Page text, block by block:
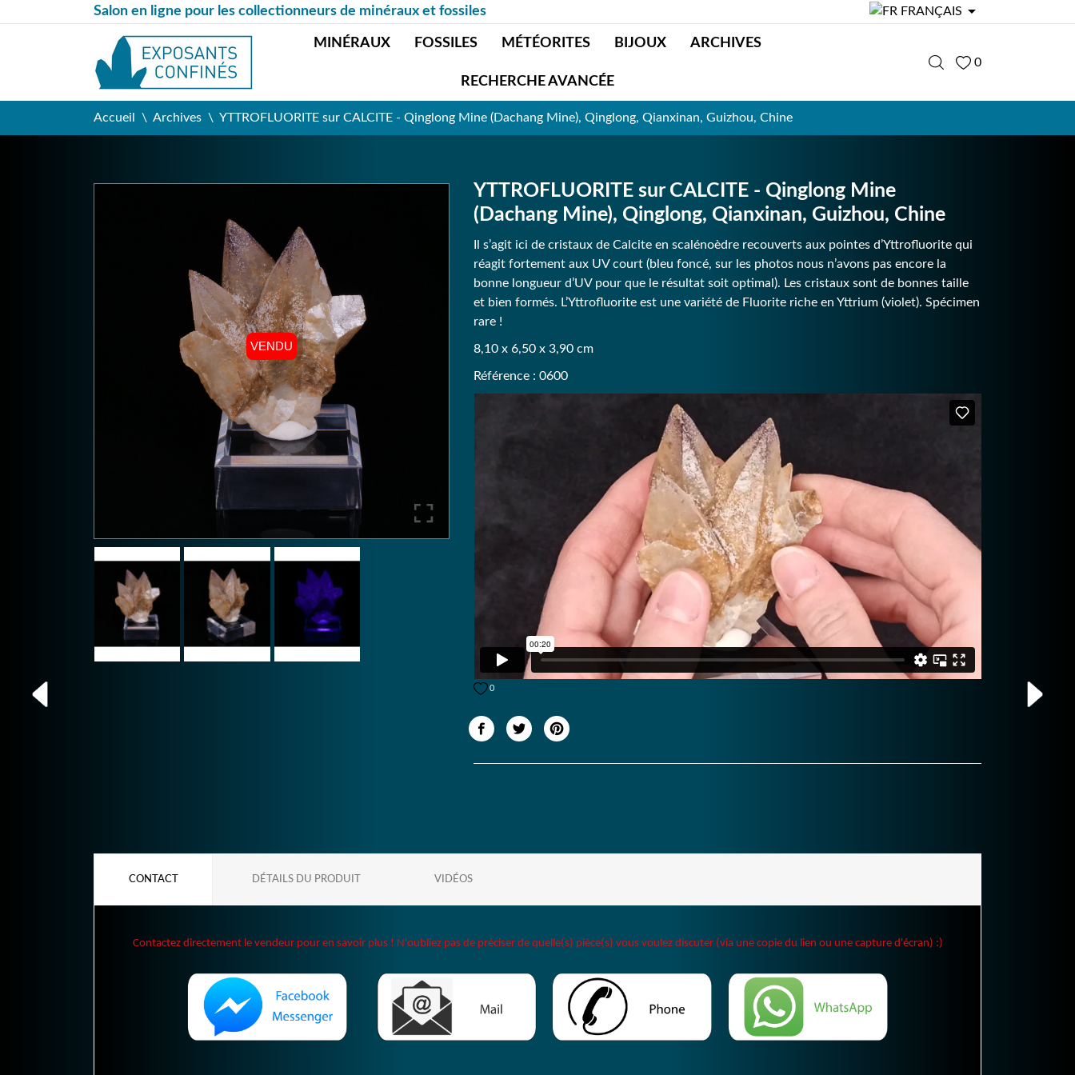
Salon en ligne pour les collectionneurs de minéraux et fossiles FRANÇAIS 
MINÉRAUX FOSSILES MÉTÉORITES BIJOUX ARCHIVES
RECHERCHE AVANCÉE
0
Accueil Archives YTTROFLUORITE sur CALCITE - Qinglong Mine (Dachang Mine), Qinglong, Qianxinan, Guizhou, Chine
VENDU
YTTROFLUORITE sur CALCITE - Qinglong Mine
(Dachang Mine), Qinglong, Qianxinan, Guizhou, Chine
Il s’agit ici de cristaux de Calcite en scalénoèdre recouverts aux pointes d’Yttrofluorite qui
réagit fortement aux UV court (bleu foncé, sur les photos nous n’avons pas encore la
bonne longueur d’UV pour que le résultat soit optimal). Les cristaux sont de bonnes taille
et bien formés. L’Yttrofluorite est une variété de Fluorite riche en Yttrium (violet). Spécimen
rare !
8,10 x 6,50 x 3,90 cm
Référence : 0600
0
CONTACT DÉTAILS DU PRODUIT VIDÉOS
Contactez directement le vendeur pour en savoir plus ! N'oubliez pas de préciser de quelle(s) pièce(s) vous voulez discuter (via une copie du lien ou une capture d'écran) :)